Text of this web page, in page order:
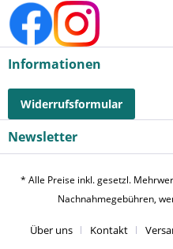
Informationen
Widerrufsformular
Newsletter
* Alle Preise inkl. gesetzl.
Nachnahmegebühren,
Über uns Kontakt